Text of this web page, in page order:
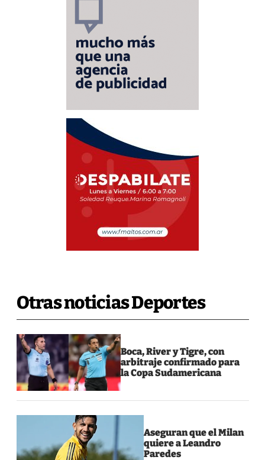
Otras noticias Deportes
Boca, River y Tigre, con
arbitraje confirmado para
la Copa Sudamericana
Aseguran que el Milan
quiere a Leandro
Paredes